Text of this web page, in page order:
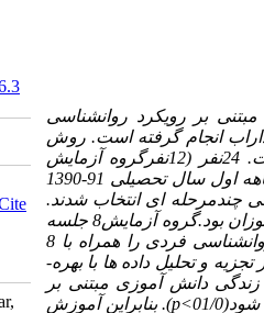
بر رویکرد روانشناسی
انجام گرفته است. روش
پژوهش نیمه تجربی،با طرح پیش آزمون -پس آزمون و بادوگروه آزمایش و کنترل است. 24نفر (12نفرگروه آزمایش
و12نفرگروه کنترل)از میان دانش آموزان پسر دبیرستانی که مشاوران مدارس در چهار ماهه اول سال تحصیلی 91-1390
چندمرحله ای انتخاب شدند.
ابزار پژوهش پرسشنامه تعلل شوارزر، شمینتز و دیهل و معدل نیمسال اول و دوم دانش آموزان بود.گروه آزمایش8 جلسه
(هرهفته یک جلسه) برنامه آموزش گروهی سبک زندگی دانش ­آموزی مبتنی بر رویکرد روانشناسی فردی را همراه با 8
بروشور آموزشی دریافت کرد؛اماگروه کنترل هیچ مداخله ای رادریافت نکرد. نتایج حاصل از تجزیه و تحلیل داده ­ها با بهره­
دانش آموزی مبتنی بر
0>
p). بنابراین آموزش